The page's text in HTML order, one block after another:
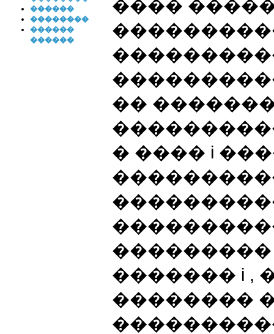
������
��������
������
������
����
��
� ���� i
���������
������� i ,
��������